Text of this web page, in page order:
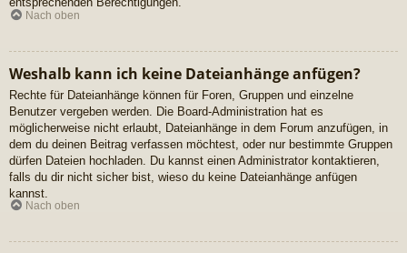
Nach oben
Weshalb kann ich keine Dateianhänge anfügen?
Rechte für Dateianhänge können für Foren, Gruppen und einzelne
Benutzer vergeben werden. Die Board-Administration hat es
möglicherweise nicht erlaubt, Dateianhänge in dem Forum anzufügen, in
dem du deinen Beitrag verfassen möchtest, oder nur bestimmte Gruppen
dürfen Dateien hochladen. Du kannst einen Administrator kontaktieren,
falls du dir nicht sicher bist, wieso du keine Dateianhänge anfügen
kannst.
Nach oben